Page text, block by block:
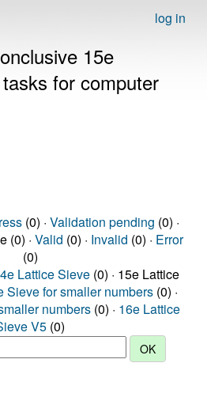
log in
15e
for computer
(0) · Validation pending (0) ·
(0) · Valid (0) · Invalid (0) · Error
(0)
Lattice Sieve (0) · 15e Lattice
Sieve for smaller numbers (0) ·
numbers (0) · 16e Lattice
V5 (0)